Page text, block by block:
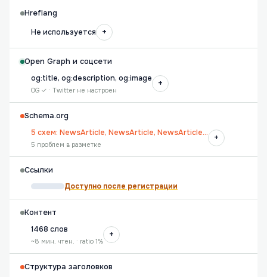
Hreflang
Не используется
+
Open Graph и соцсети
og:title, og:description, og:image
OG ✓ · Twitter не настроен
+
Schema.org
5 схем: NewsArticle, NewsArticle, NewsArticle…
5 проблем в разметке
+
Ссылки
Доступно после регистрации
Контент
1468 слов
~8 мин. чтен. · ratio 1%
+
Структура заголовков